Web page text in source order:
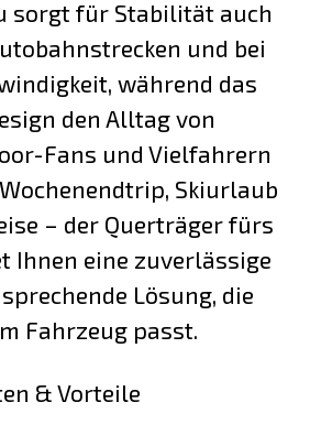
sorgt für Stabilität auch
und bei
während das
den Alltag von
Fans und Vielfahrern
Skiurlaub
– der Querträger fürs
Ihnen eine zuverlässige
Lösung, die
Fahrzeug passt.
& Vorteile